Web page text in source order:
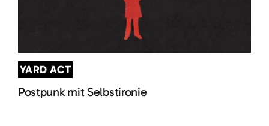
YARD ACT
Postpunk mit Selbstironie